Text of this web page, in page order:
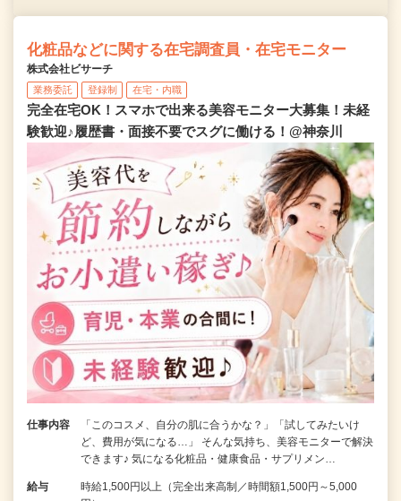
化粧品などに関する在宅調査員・在宅モニター
株式会社ビサーチ
業務委託 登録制 在宅・内職
完全在宅OK！スマホで出来る美容モニター大募集！未経
験歓迎♪履歴書・面接不要でスグに働ける！@神奈川
仕事内容
「このコスメ、自分の肌に合うかな？」「試してみたいけ
ど、費用が気になる…」 そんな気持ち、美容モニターで解決
できます♪ 気になる化粧品・健康食品・サプリメン…
給与
時給1,500円以上（完全出来高制／時間額1,500円～5,000